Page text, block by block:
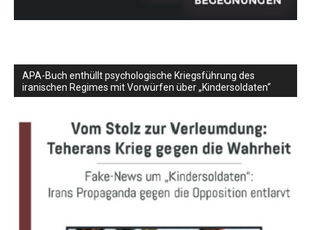
APA-Buch enthüllt psychologische Kriegsführung des
iranischen Regimes mit Vorwürfen über „Kindersoldaten“